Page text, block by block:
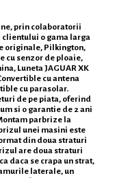
prin colaboratorii
o gama larga
originale, Pilkington,
cu senzor de ploaie,
Luneta JAGUAR XK
cu antena
cu parasolar.
de pe piata, oferind
si o garantie de 2 ani
parbrize la
unei masini este
din doua straturi
are doua straturi
daca se crapa un strat,
laterale, un